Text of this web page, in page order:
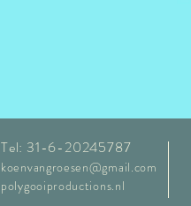
Tel: 31-6-20245787
koenvangroesen@gmail.com
polygooiproductions.nl